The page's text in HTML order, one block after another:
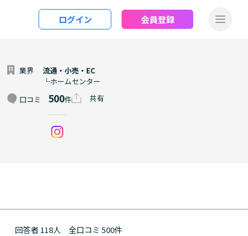
ログイン 会員登録
業界
流通・小売・EC
└ホームセンター
口コミ 500件 共有
回答者 118人 全口コミ 500件